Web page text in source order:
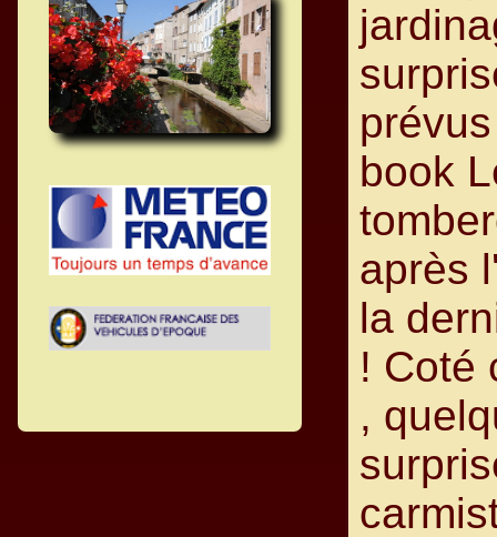
book
après
la
! Coté
,